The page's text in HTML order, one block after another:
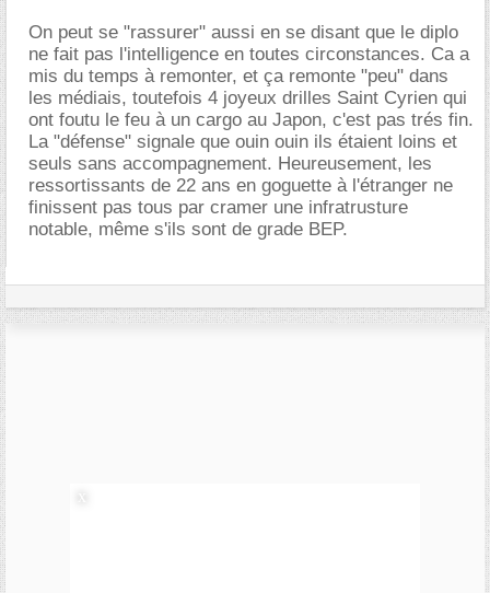
On peut se "rassurer" aussi en se disant que le diplo
ne fait pas l'intelligence en toutes circonstances. Ca a
mis du temps à remonter, et ça remonte "peu" dans
les médiais, toutefois 4 joyeux drilles Saint Cyrien qui
ont foutu le feu à un cargo au Japon, c'est pas trés fin.
La "défense" signale que ouin ouin ils étaient loins et
seuls sans accompagnement. Heureusement, les
ressortissants de 22 ans en goguette à l'étranger ne
finissent pas tous par cramer une infratrusture
notable, même s'ils sont de grade BEP.